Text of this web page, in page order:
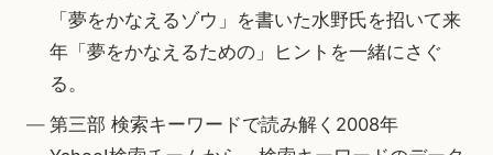
「夢をかなえるゾウ」を書いた水野氏を招いて来
年「夢をかなえるための」ヒントを一緒にさぐ
る。
第三部 検索キーワードで読み解く2008年